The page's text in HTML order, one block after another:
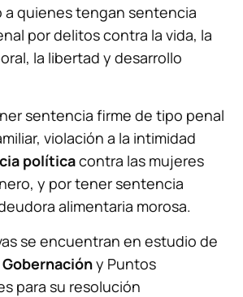
a quienes tengan sentencia
por delitos contra la vida, la
la libertad y desarrollo
sentencia firme de tipo penal
violación a la intimidad
políticacontra las mujeres
y por tener sentencia
alimentaria morosa.
se encuentran en estudio de
y Puntos
para su resolución